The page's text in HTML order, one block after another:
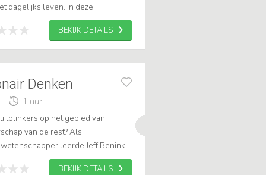
dagelijks leven. In deze
lezing laat Sylvia Groen zien hoe
BEKIJK DETAILS
Denken
1 uur
op het gebied van
van de rest? Als
leerde Jeff Benink
connecties of zelfs het geluk is dat
BEKIJK DETAILS